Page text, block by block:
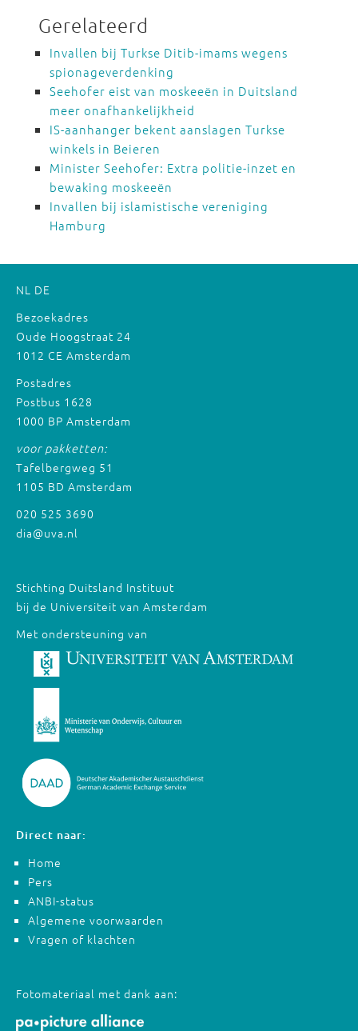
Gerelateerd
Invallen bij Turkse Ditib-imams wegens
spionageverdenking
Seehofer eist van moskeeën in Duitsland
meer onafhankelijkheid
IS-aanhanger bekent aanslagen Turkse
winkels in Beieren
Minister Seehofer: Extra politie-inzet en
bewaking moskeeën
Invallen bij islamistische vereniging
Hamburg
NL DE
Bezoekadres
Oude Hoogstraat 24
1012 CE Amsterdam
Postadres
Postbus 1628
1000 BP Amsterdam
voor pakketten:
Tafelbergweg 51
1105 BD Amsterdam
020 525 3690
dia@uva.nl
Stichting Duitsland Instituut
bij de Universiteit van Amsterdam
Met ondersteuning van
Direct naar:
Home
Pers
ANBI-status
Algemene voorwaarden
Vragen of klachten
Fotomateriaal met dank aan: